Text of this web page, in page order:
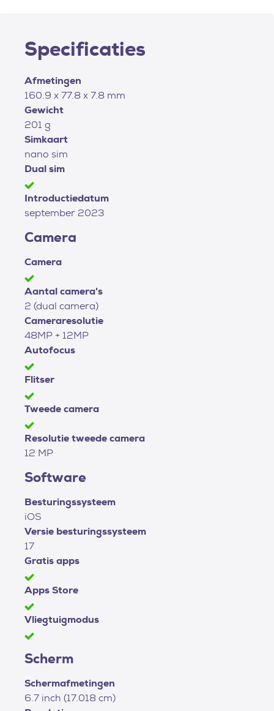
Specificaties
Afmetingen
160.9 x 77.8 x 7.8 mm
Gewicht
201 g
Simkaart
nano sim
Dual sim
Introductiedatum
september 2023
Camera
Camera
Aantal camera's
2 (dual camera)
Cameraresolutie
48MP + 12MP
Autofocus
Flitser
Tweede camera
Resolutie tweede camera
12 MP
Software
Besturingssysteem
iOS
Versie besturingssysteem
17
Gratis apps
Apps Store
Vliegtuigmodus
Scherm
Schermafmetingen
6.7 inch (17.018 cm)